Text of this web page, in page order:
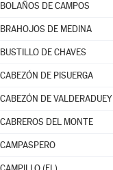
BOLAÑOS DE CAMPOS
BRAHOJOS DE MEDINA
BUSTILLO DE CHAVES
CABEZÓN DE PISUERGA
CABEZÓN DE VALDERADUEY
CABREROS DEL MONTE
CAMPASPERO